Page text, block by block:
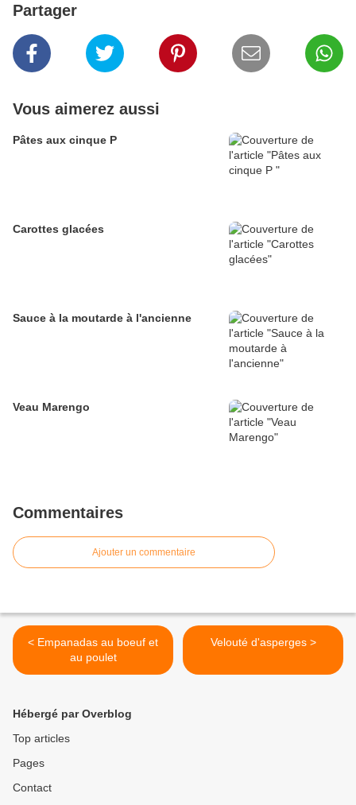
Partager
Vous aimerez aussi
Pâtes aux cinque P
Carottes glacées
Sauce à la moutarde à l'ancienne
Veau Marengo
Commentaires
Ajouter un commentaire
< Empanadas au boeuf et
au poulet
Velouté d'asperges >
Hébergé par Overblog
Top articles
Pages
Contact